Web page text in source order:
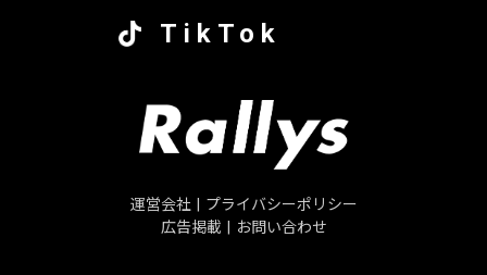
TikTok
運営会社
プライバシーポリシー
広告掲載
お問い合わせ